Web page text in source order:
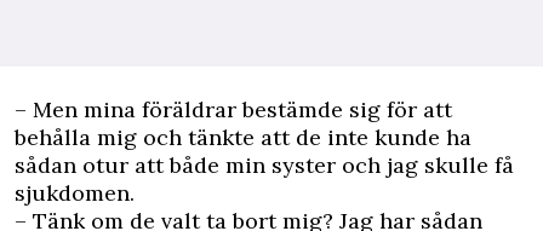
– Men mina föräldrar bestämde sig för att
behålla mig och tänkte att de inte kunde ha
sådan otur att både min syster och jag skulle få
sjukdomen.
– Tänk om de valt ta bort mig? Jag har sådan